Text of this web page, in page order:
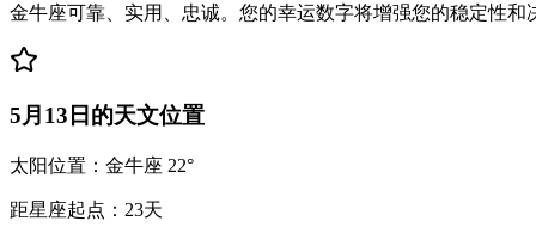
金牛座可靠、实用、忠诚。您的幸运数字将增强您的稳定性和
5月13日的天文位置
太阳位置：金牛座 22°
距星座起点：23天